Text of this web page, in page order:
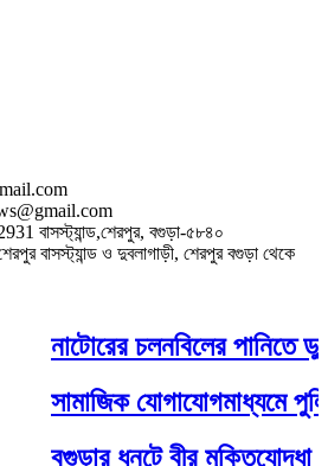
বাসস্ট্যান্ড,শেরপুর, বগুড়া-৫৮৪০
বাসস্ট্যান্ড ও দুবলাগাড়ী, শেরপুর বগুড়া থেকে
নাটোরের চলনবিলের পানিতে
সামাজিক যোগাযোগমাধ্যমে
বগুড়ার ধুনটে বীর মুক্তিযোদ্ধা